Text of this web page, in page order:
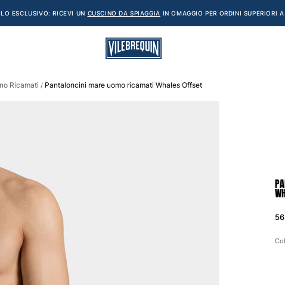
ESCLUSIVO: RICEVI UN CUSCINO DA SPIAGGIA IN OMAGGIO PER ORDINI SUPERIORI
Ricamati / Pantaloncini mare uomo ricamati Whales Offset